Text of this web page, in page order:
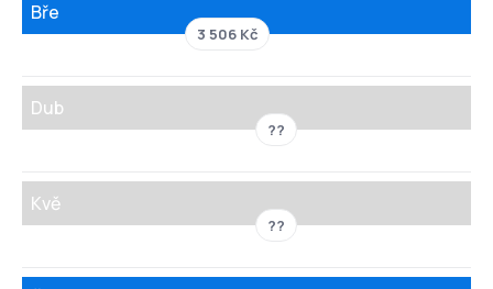
Bře
3 506 Kč
Dub
??
Kvě
??